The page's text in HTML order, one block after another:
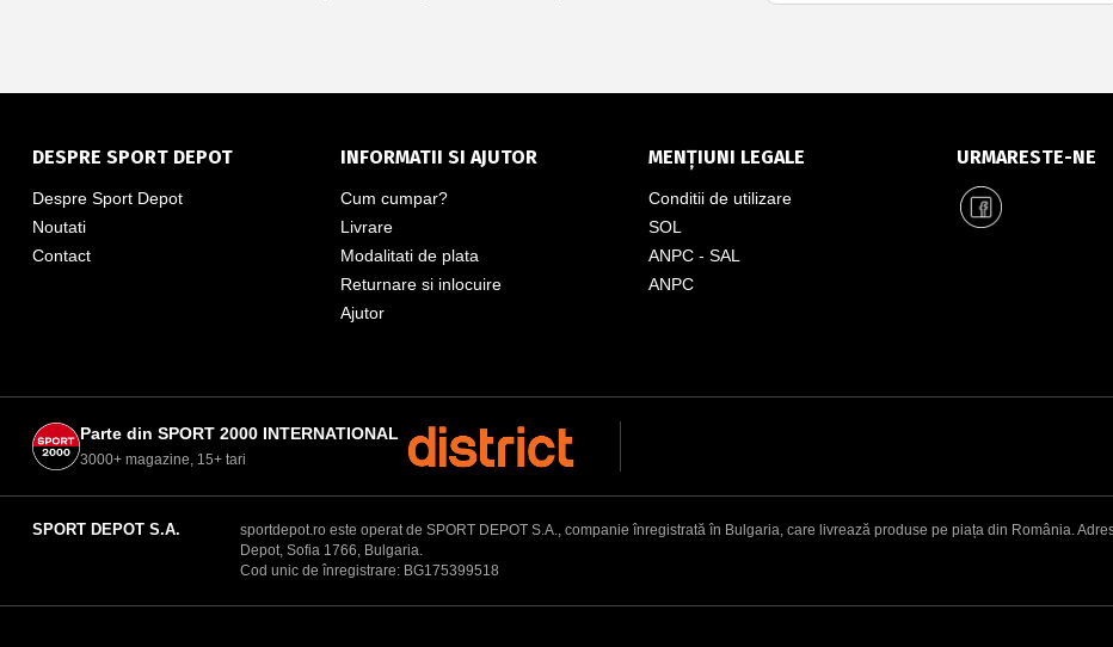
DESPRE SPORT DEPOT
Despre Sport Depot
Noutati
Contact
INFORMATII SI AJUTOR
Cum cumpar?
Livrare
Modalitati de plata
Returnare si inlocuire
Ajutor
MENȚIUNI LEGALE
Conditii de utilizare
SOL
ANPC - SAL
ANPC
URMARESTE-NE
Parte din SPORT 2000 INTERNATIONAL
3000+ magazine, 15+ tari
SPORT DEPOT S.A.
sportdepot.ro este operat de SPORT DEPOT S.A., companie înregistrată în Bulgaria, care livrează produse pe piața din România.
Depot, Sofia 1766, Bulgaria.
Cod unic de înregistrare: BG175399518